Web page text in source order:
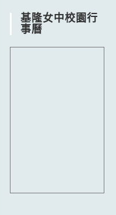
基隆女中校園行
事曆